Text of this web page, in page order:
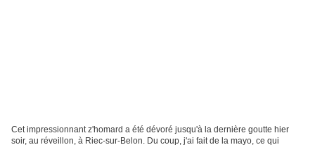
Cet impressionnant z'homard a été dévoré jusqu'à la dernière goutte hier
soir, au réveillon, à Riec-sur-Belon. Du coup, j'ai fait de la mayo, ce qui